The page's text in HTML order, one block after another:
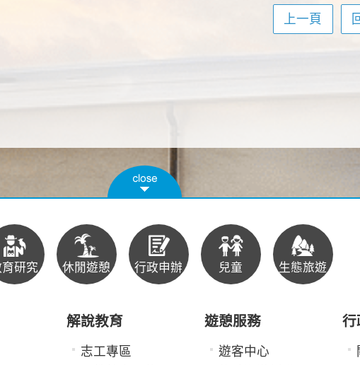
上一頁
研究 休閒遊憩 行政申辦 兒童 生態旅遊
解說教育
志工專區
遊憩服務
遊客中心
行